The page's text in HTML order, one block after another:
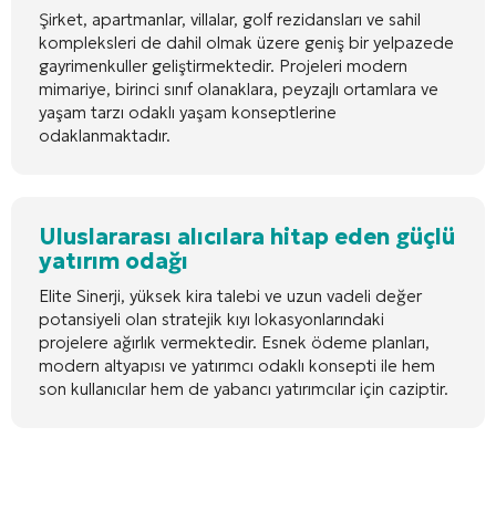
Şirket, apartmanlar, villalar, golf rezidansları ve sahil
kompleksleri de dahil olmak üzere geniş bir yelpazede
gayrimenkuller geliştirmektedir. Projeleri modern
mimariye, birinci sınıf olanaklara, peyzajlı ortamlara ve
yaşam tarzı odaklı yaşam konseptlerine
odaklanmaktadır.
Uluslararası alıcılara hitap eden güçlü
yatırım odağı
Elite Sinerji, yüksek kira talebi ve uzun vadeli değer
potansiyeli olan stratejik kıyı lokasyonlarındaki
projelere ağırlık vermektedir. Esnek ödeme planları,
modern altyapısı ve yatırımcı odaklı konsepti ile hem
son kullanıcılar hem de yabancı yatırımcılar için caziptir.